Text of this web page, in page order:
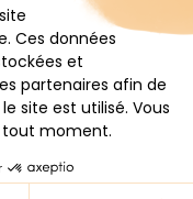
4.6★
158 avis
j'ai pris connaissance
ventes